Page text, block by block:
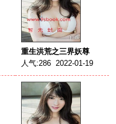
重生洪荒之三界妖尊
人气:286 2022-01-19